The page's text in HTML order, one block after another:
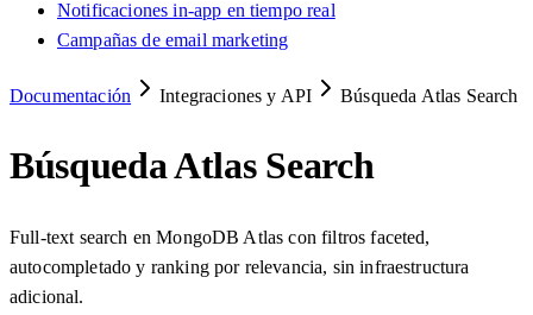
Notificaciones in-app en tiempo real
Campañas de email marketing
Documentación Integraciones y API Búsqueda Atlas Search
Búsqueda Atlas Search
Full-text search en MongoDB Atlas con filtros faceted,
autocompletado y ranking por relevancia, sin infraestructura
adicional.